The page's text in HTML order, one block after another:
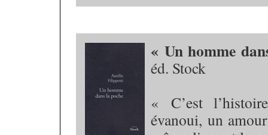
« Un homme
éd. Stock
« C’est
évanoui, un